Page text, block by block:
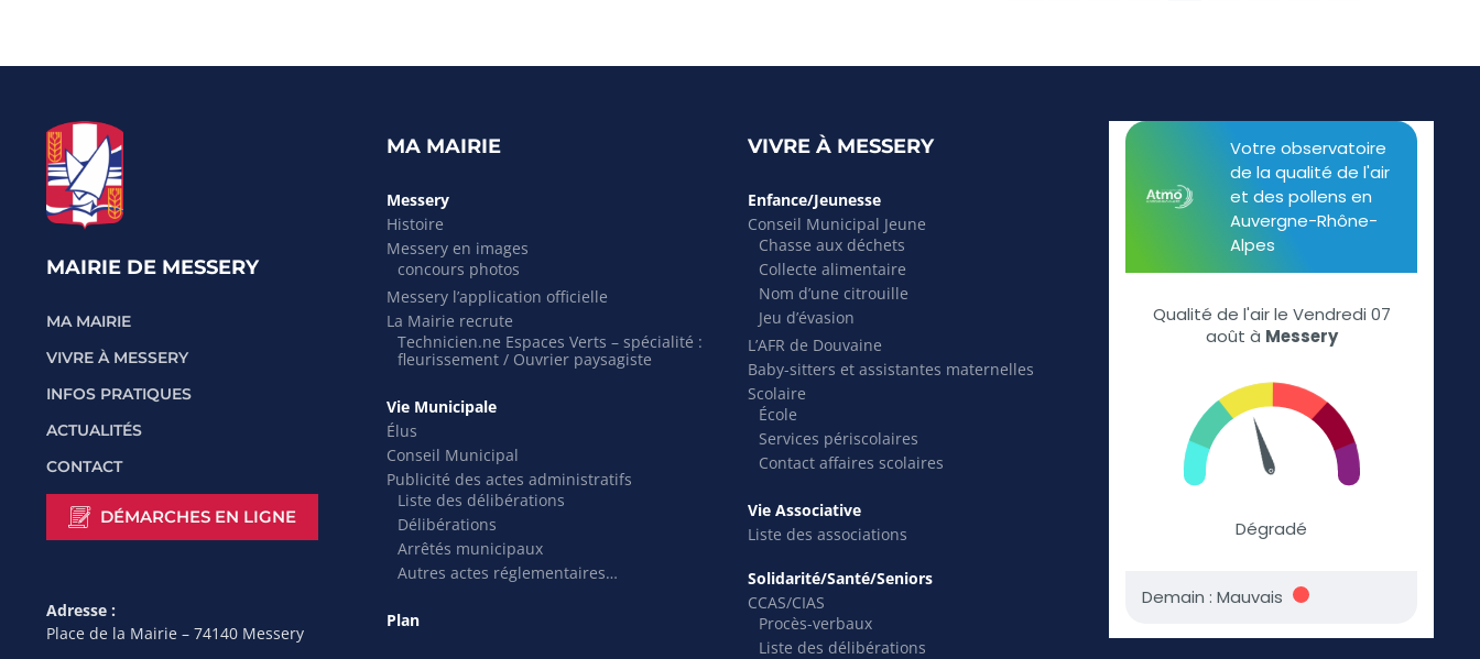
MAIRIE DE MESSERY
MA MAIRIE
VIVRE À MESSERY
INFOS PRATIQUES
ACTUALITÉS
CONTACT
DÉMARCHES EN LIGNE
Adresse :
Place de la Mairie – 74140 Messery
MA MAIRIE
Messery
Histoire
Messery en images
concours photos
Messery l’application officielle
La Mairie recrute
Technicien.ne Espaces Verts – spécialité :
fleurissement / Ouvrier paysagiste
Vie Municipale
Élus
Conseil Municipal
Publicité des actes administratifs
Liste des délibérations
Délibérations
Arrêtés municipaux
Autres actes réglementaires…
Plan
VIVRE À MESSERY
Enfance/Jeunesse
Conseil Municipal Jeune
Chasse aux déchets
Collecte alimentaire
Nom d’une citrouille
Jeu d’évasion
L’AFR de Douvaine
Baby-sitters et assistantes maternelles
Scolaire
École
Services périscolaires
Contact affaires scolaires
Vie Associative
Liste des associations
Solidarité/Santé/Seniors
CCAS/CIAS
Procès-verbaux
Liste des délibérations